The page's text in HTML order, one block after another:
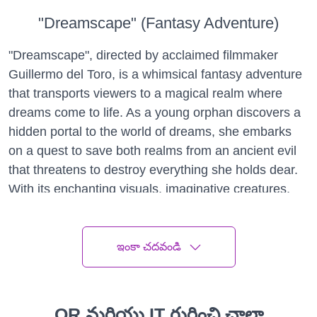
"Dreamscape" (Fantasy Adventure)
"Dreamscape", directed by acclaimed filmmaker
Guillermo del Toro, is a whimsical fantasy adventure
that transports viewers to a magical realm where
dreams come to life. As a young orphan discovers a
hidden portal to the world of dreams, she embarks
on a quest to save both realms from an ancient evil
that threatens to destroy everything she holds dear.
With its enchanting visuals, imaginative creatures,
see for fans of fantasy and adventure.
"A Thousand Suns" (Drama)
Ava DuVernay, is a poignant drama that explores
ఇంకా చదవండి